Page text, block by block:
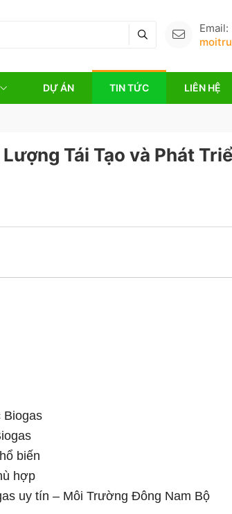
Email:
DỰ ÁN TIN TỨC LIÊN HỆ
Tái Tạo và Phát
Biogas
biến
hợp
uy tín – Môi Trường Đông Nam Bộ